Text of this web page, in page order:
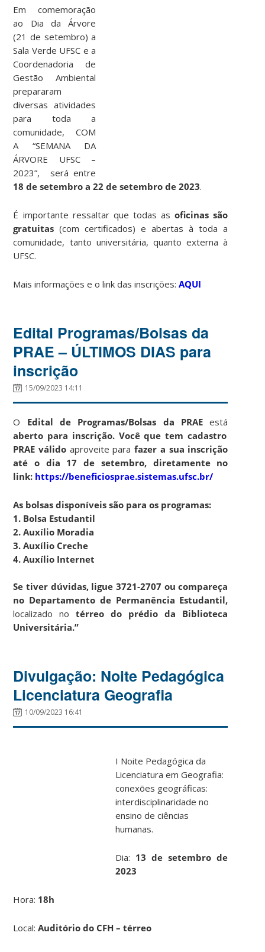
Em comemoração
ao Dia da Árvore
(21 de setembro) a
Sala Verde UFSC e a
Coordenadoria de
Gestão Ambiental
prepararam
diversas atividades
para toda a
comunidade, COM
A “SEMANA DA
ÁRVORE UFSC –
2023”, será entre
18 de setembro a 22 de setembro de 2023.
É importante ressaltar que todas asoficinas são
gratuitas (com certificados) e abertas à toda a
comunidade, tanto universitária, quanto externa à
UFSC.
Mais informações e o link das inscrições:AQUI
Edital Programas/Bolsas da
PRAE – ÚLTIMOS DIAS para
inscrição
15/09/2023 14:11
O Edital de Programas/Bolsas da PRAEestá
aberto para inscrição. Você que tem cadastro
PRAE válido aproveite para fazer a sua inscrição
até o dia 17 de setembro, diretamente no
link: https://beneficiosprae.sistemas.ufsc.br/
As bolsas disponíveis são para os programas:
1. Bolsa Estudantil
2. Auxílio Moradia
3. Auxílio Creche
4. Auxílio Internet
Se tiver dúvidas, ligue 3721-2707 ou compareça
no Departamento de Permanência Estudantil,
localizado no térreo do prédio da Biblioteca
Universitária.”
Divulgação: Noite Pedagógica
Licenciatura Geografia
10/09/2023 16:41
I Noite Pedagógica da
Licenciatura em Geografia:
conexões geográficas:
interdisciplinaridade no
ensino de ciências
humanas.
Dia: 13 de setembro de
2023
Hora: 18h
Local:Auditório do CFH – térreo